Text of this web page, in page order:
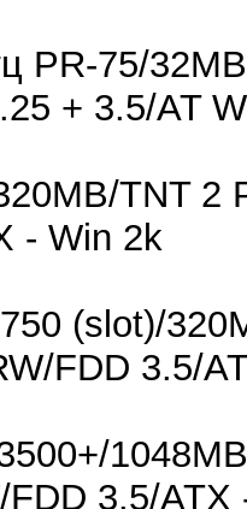
PR-75/
+ 3.5/AT
TNT 2
- Win 2k
(slot)/
FDD 3.5/
3.5/ATX